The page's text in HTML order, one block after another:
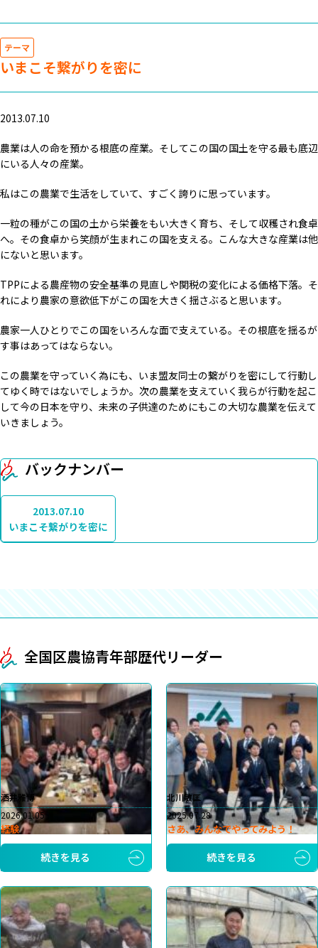
テーマ
いまこそ繋がりを密に
2013.07.10
農業は人の命を預かる根底の産業。そしてこの国の国土を守る最も底辺
にいる人々の産業。
私はこの農業で生活をしていて、すごく誇りに思っています。
一粒の種がこの国の土から栄養をもい大きく育ち、そして収穫され食卓
へ。その食卓から笑顔が生まれこの国を支える。こんな大きな産業は他
にないと思います。
TPPによる農産物の安全基準の見直しや関税の変化による価格下落。そ
れにより農家の意欲低下がこの国を大きく揺さぶると思います。
農家一人ひとりでこの国をいろんな面で支えている。その根底を揺るが
す事はあってはならない。
この農業を守っていく為にも、いま盟友同士の繋がりを密にして行動し
てゆく時ではないでしょうか。次の農業を支えていく我らが行動を起こ
して今の日本を守り、未来の子供達のためにもこの大切な農業を伝えて
いきましょう。
バックナンバー
2013.07.10
いまこそ繋がりを密に
全国区農協青年部歴代リーダー
洒井雅博
2026.01.05
経験
続きを見る
北川敏匡
2025.07.28
さあ、みんなでやってみよう！
続きを見る